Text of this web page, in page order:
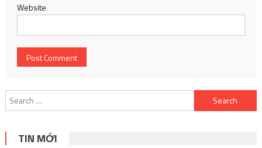
Website
Search
for:
TIN MỚI